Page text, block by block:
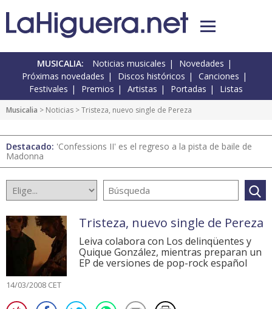
MUSICALIA: Noticias musicales
Novedades
Próximas novedades
Discos históricos
Canciones
Festivales
Premios Artistas Portadas Listas
Musicalia > Noticias > Tristeza, nuevo single de Pereza
Destacado: 'Confessions II' es el regreso a la pista de baile de
Madonna
Tristeza, nuevo single de Pereza
Leiva colabora con Los delinqüentes y
Quique González, mientras preparan un
EP de versiones de pop-rock español
14/03/2008 CET